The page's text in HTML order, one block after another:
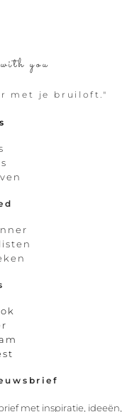
you
met je bruiloft."
met inspiratie, ideeën,